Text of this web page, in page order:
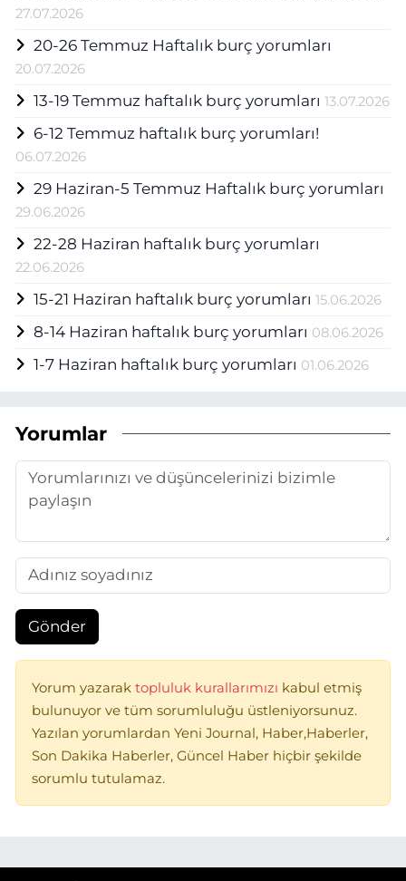
27.07.2026
20-26 Temmuz Haftalık burç yorumları
20.07.2026
13-19 Temmuz haftalık burç yorumları 13.07.2026
6-12 Temmuz haftalık burç yorumları!
06.07.2026
29 Haziran-5 Temmuz Haftalık burç yorumları
29.06.2026
22-28 Haziran haftalık burç yorumları
22.06.2026
15-21 Haziran haftalık burç yorumları 15.06.2026
8-14 Haziran haftalık burç yorumları 08.06.2026
1-7 Haziran haftalık burç yorumları 01.06.2026
Yorumlar
Gönder
Yorum yazarak topluluk kurallarımızı kabul etmiş
bulunuyor ve tüm sorumluluğu üstleniyorsunuz.
Yazılan yorumlardan Yeni Journal, Haber,Haberler,
Son Dakika Haberler, Güncel Haber hiçbir şekilde
sorumlu tutulamaz.